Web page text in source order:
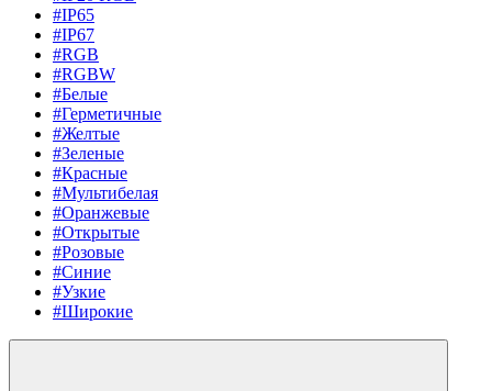
#IP65
#IP67
#RGB
#RGBW
#Белые
#Герметичные
#Желтые
#Зеленые
#Красные
#Мультибелая
#Оранжевые
#Открытые
#Розовые
#Синие
#Узкие
#Широкие